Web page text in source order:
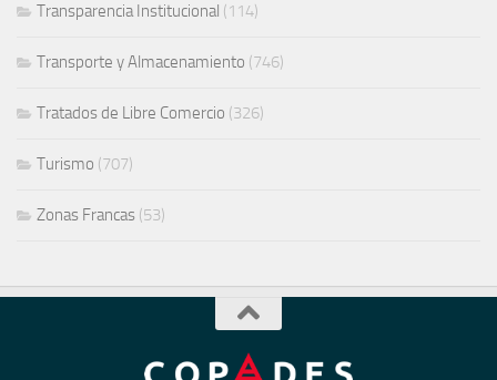
Transparencia Institucional (114)
Transporte y Almacenamiento (746)
Tratados de Libre Comercio (326)
Turismo (707)
Zonas Francas (53)